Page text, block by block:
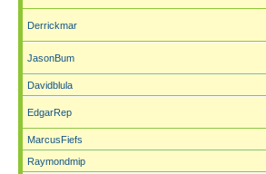
Derrickmar
JasonBum
Davidblula
EdgarRep
MarcusFiefs
Raymondmip